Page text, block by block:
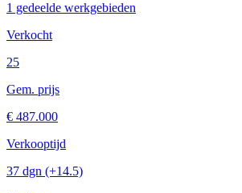
1 gedeelde werkgebieden
Verkocht
25
Gem. prijs
€ 487.000
Verkooptijd
37 dgn (+14.5)